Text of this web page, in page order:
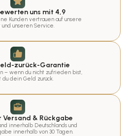
uns mit 4,9
Kunden vertrauen auf unsere
und unseren Service.
zurück-Garantie
– wenn du nicht zufrieden bist,
du dein Geld zurück.
Versand & Rückgabe
innerhalb Deutschlands und
innerhalb von 30 Tagen.